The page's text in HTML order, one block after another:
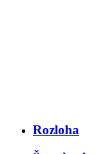
Rozloha